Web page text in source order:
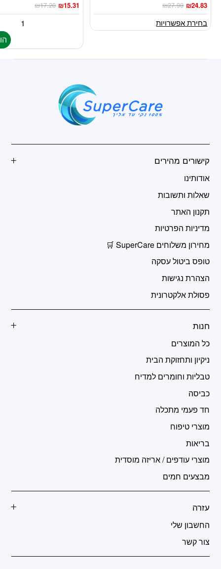
₪27.90 ₪24.83
מספר
סוגים.
ניתן
את
בחירת אפשרויות
₪17.20 ₪15.31
קישורים מהירים
אודותינו
שאלות ותשובות
תקנון האתר
מדיניות הפרטיות
מחירון משלוחים SuperCare 🛒
טופס ביטול עסקה
הצהרת נגישות
פסולת אלקטרונית
חנות
כל המוצרים
ניקיון ותחזוקת הבית
טבליות וחומרים למדיח
כביסה
חד פעמי מתכלה
מוצרי טיפוח
בריאות
מוצרי עודפים / אריזה מוסדית
מבצעים חמים
עזרה
החשבון שלי
צור קשר